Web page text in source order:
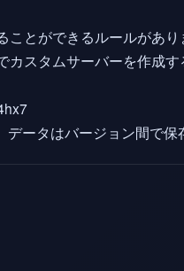
とができるルールがあり
スタムサーバーを作成す
ータはバージョン間で保